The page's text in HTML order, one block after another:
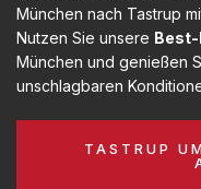
München nach Tastrup
Nutzen Sie unsere
München und genießen
unschlagbaren
TASTRUP